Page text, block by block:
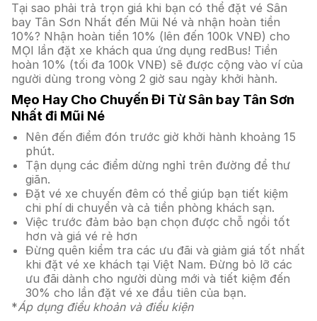
Tại sao phải trả trọn giá khi bạn có thể đặt vé Sân
bay Tân Sơn Nhất đến Mũi Né và nhận hoàn tiền
10%? Nhận hoàn tiền 10% (lên đến 100k VNĐ) cho
MỌI lần đặt xe khách qua ứng dụng redBus! Tiền
hoàn 10% (tối đa 100k VNĐ) sẽ được cộng vào ví của
người dùng trong vòng 2 giờ sau ngày khởi hành.
Mẹo Hay Cho Chuyến Đi Từ Sân bay Tân Sơn
Nhất đi Mũi Né
Nên đến điểm đón trước giờ khởi hành khoảng 15
phút.
Tận dụng các điểm dừng nghỉ trên đường để thư
giãn.
Đặt vé xe chuyến đêm có thể giúp bạn tiết kiệm
chi phí di chuyển và cả tiền phòng khách sạn.
Việc trước đảm bảo bạn chọn được chỗ ngồi tốt
hơn và giá vé rẻ hơn
Đừng quên kiểm tra các ưu đãi và giảm giá tốt nhất
khi đặt vé xe khách tại Việt Nam. Đừng bỏ lỡ các
ưu đãi dành cho người dùng mới và tiết kiệm đến
30% cho lần đặt vé xe đầu tiên của bạn.
*Áp dụng điều khoản và điều kiện